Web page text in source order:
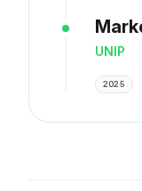
UNIP
2025